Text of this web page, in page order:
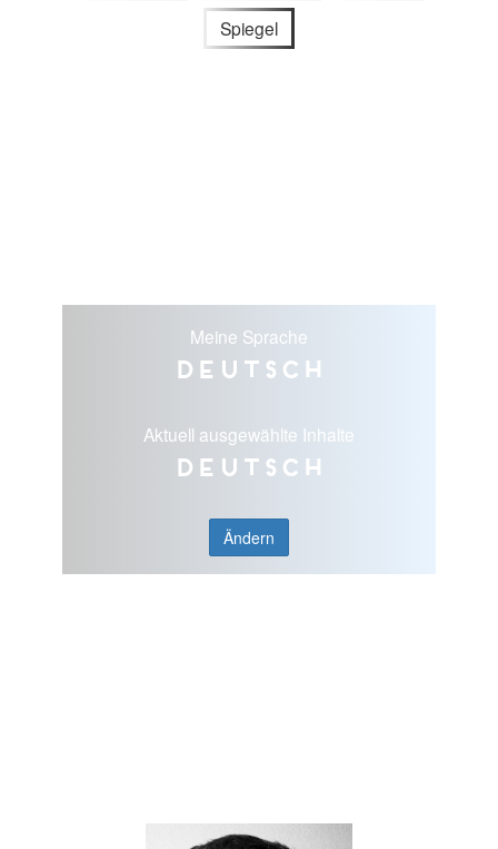
Spiegel
Meine Sprache
Deutsch
Aktuell ausgewählte Inhalte
Deutsch
Ändern